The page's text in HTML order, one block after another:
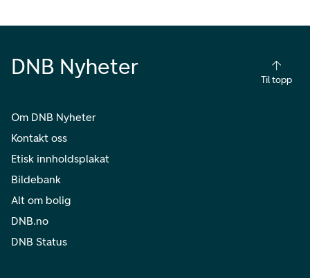
DNB Nyheter
Til topp
Om DNB Nyheter
Kontakt oss
Etisk innholdsplakat
Bildebank
Alt om bolig
DNB.no
DNB Status